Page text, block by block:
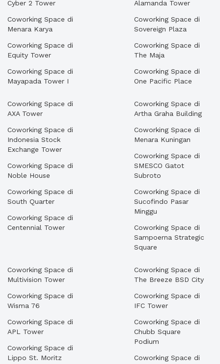
Cyber 2 Tower
Coworking Space di
Menara Karya
Coworking Space di
Equity Tower
Coworking Space di
Mayapada Tower I
Alamanda Tower
Coworking Space di
Sovereign Plaza
Coworking Space di
The Maja
Coworking Space di
One Pacific Place
Coworking Space di
AXA Tower
Coworking Space di
Indonesia Stock
Exchange Tower
Coworking Space di
Noble House
Coworking Space di
South Quarter
Coworking Space di
Centennial Tower
Coworking Space di
Artha Graha Building
Coworking Space di
Menara Kuningan
Coworking Space di
SMESCO Gatot
Subroto
Coworking Space di
Sucofindo Pasar
Minggu
Coworking Space di
Sampoerna Strategic
Square
Coworking Space di
Multivision Tower
Coworking Space di
Wisma 76
Coworking Space di
APL Tower
Coworking Space di
Lippo St. Moritz
Coworking Space di
The Breeze BSD City
Coworking Space di
IFC Tower
Coworking Space di
Chubb Square
Podium
Coworking Space di